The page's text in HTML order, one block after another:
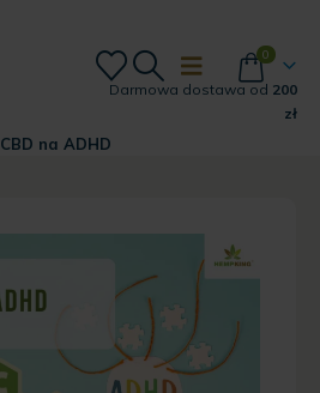
0
Darmowa dostawa od 200
zł
CBD na ADHD